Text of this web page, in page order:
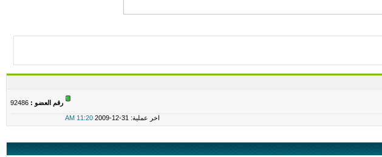
رقم العضو :
اخر عملية: 31-12-2009 11:20 AM